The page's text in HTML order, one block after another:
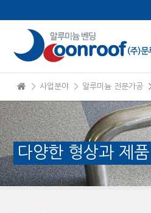
＞ 사업분야 ＞ 알루미늄 전문가공
다양한 형상과 제
Sketchbook5, 스케
Sketchbook5, 스